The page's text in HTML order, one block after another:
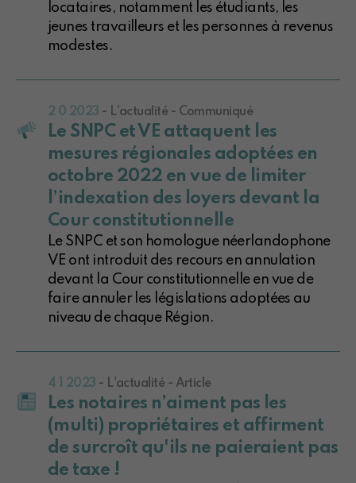
locataires, notamment les étudiants, les
jeunes travailleurs et les personnes à revenus
modestes.
2 0 2023 - L'actualité - Communiqué
Le SNPC et VE attaquent les
mesures régionales adoptées en
octobre 2022 en vue de limiter
l’indexation des loyers devant la
Cour constitutionnelle
Le SNPC et son homologue néerlandophone
VE ont introduit des recours en annulation
devant la Cour constitutionnelle en vue de
faire annuler les législations adoptées au
niveau de chaque Région.
4 1 2023 - L'actualité - Article
Les notaires n’aiment pas les
(multi) propriétaires et affirment
de surcroît qu'ils ne paieraient pas
de taxe !